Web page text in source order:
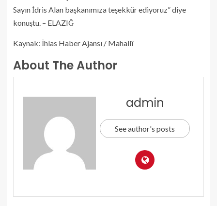
Sayın İdris Alan başkanımıza teşekkür ediyoruz” diye
konuştu. – ELAZIĞ
Kaynak: İhlas Haber Ajansı / Mahallî
About The Author
admin
See author's posts